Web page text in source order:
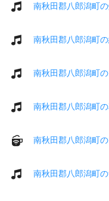
南秋田郡八郎潟町
南秋田郡八郎潟町
南秋田郡八郎潟町
南秋田郡八郎潟町
南秋田郡八郎潟町
南秋田郡八郎潟町